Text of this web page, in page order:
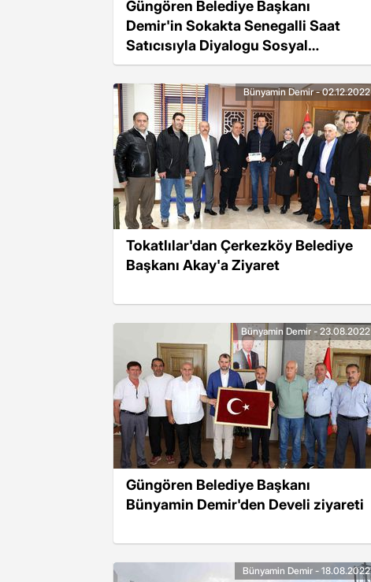
Güngören Belediye Başkanı
Demir'in Sokakta Senegalli Saat
Satıcısıyla Diyalogu Sosyal
Medyada Yankı Uyandırdı
Tokatlılar'dan Çerkezköy Belediye
Başkanı Akay'a Ziyaret
Bünyamin Demir - 02.12.2022
Güngören Belediye Başkanı
Bünyamin Demir'den Develi ziyareti
Bünyamin Demir - 23.08.2022
Bünyamin Demir - 18.08.2022